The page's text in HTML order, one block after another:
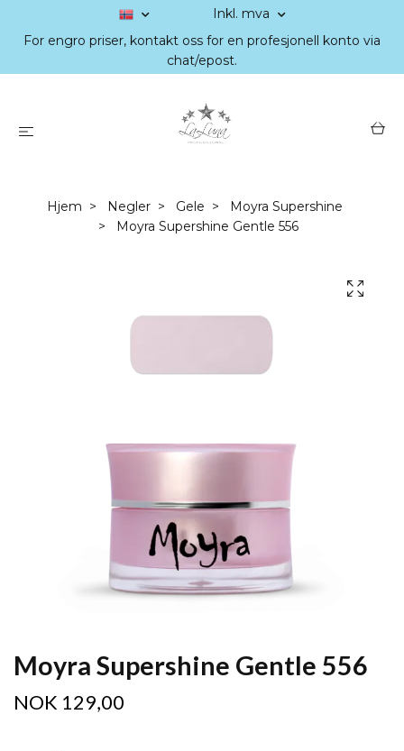
Inkl. mva
For engro priser, kontakt oss for en profesjonell konto via
chat/epost.
Hjem Negler Gele
Moyra Supershine
Moyra Supershine Gentle 556
Moyra Supershine Gentle 556
NOK 129,00